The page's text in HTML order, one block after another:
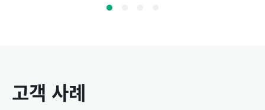
고객 사례